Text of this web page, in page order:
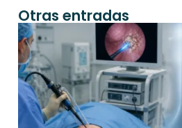
Otras entradas